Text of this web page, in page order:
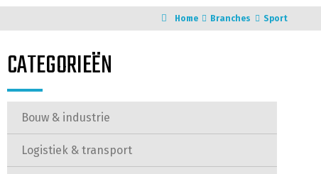
Home Branches Sport
CATEGORIEËN
Bouw & industrie
Logistiek & transport